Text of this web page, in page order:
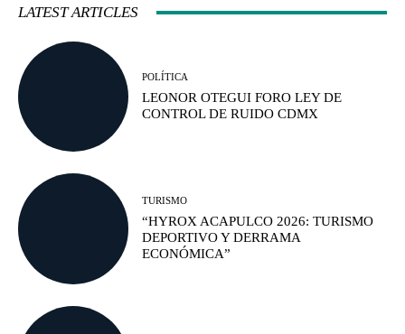
LATEST ARTICLES
POLÍTICA
LEONOR OTEGUI FORO LEY DE
CONTROL DE RUIDO CDMX
TURISMO
“HYROX ACAPULCO 2026: TURISMO
DEPORTIVO Y DERRAMA
ECONÓMICA”